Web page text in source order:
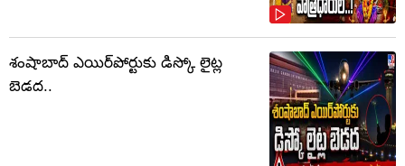
శంషాబాద్ ఎయిర్‌పోర్టుకు డిస్కో లైట్ల
బెడద..